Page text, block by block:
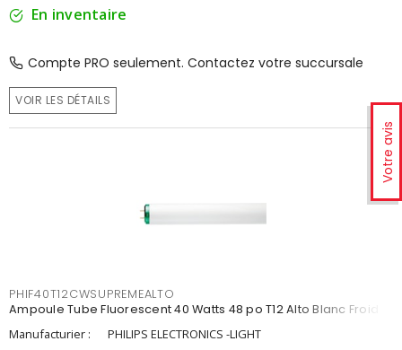
Votre avis
En inventaire
Compte PRO seulement. Contactez votre succursale
VOIR LES DÉTAILS
PHIF40T12CWSUPREMEALTO
Ampoule Tube Fluorescent 40 Watts 48 po T12 Alto Blanc Froid
Manufacturier :
PHILIPS ELECTRONICS -LIGHT